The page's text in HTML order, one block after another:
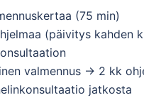
(75 min)
(päivitys kahden
valmennus -> 2 kk
jatkosta